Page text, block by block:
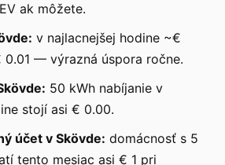
ak môžete.
v najlacnejšej hodine ~€
0.01 — výrazná úspora ročne.
50 kWh nabíjanie v
stojí asi € 0.00.
účet v Skövde: domácnosť s 5
tento mesiac asi € 1 pri